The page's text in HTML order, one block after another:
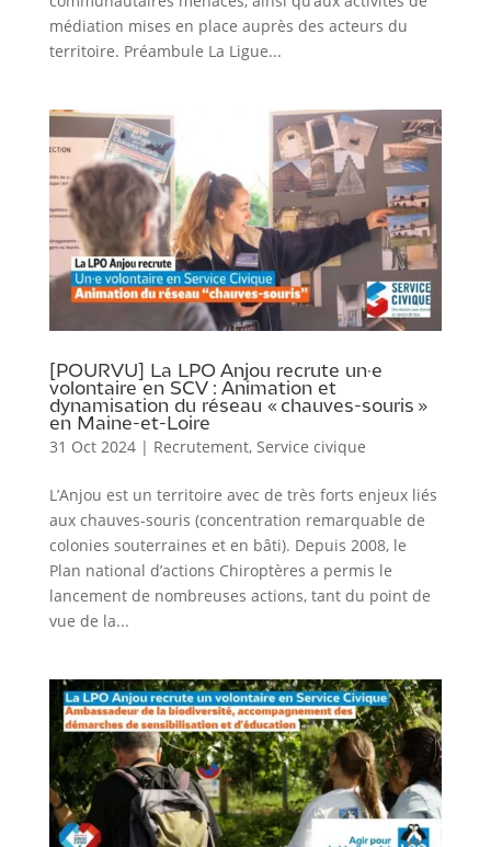
médiation mises en place auprès des acteurs du
territoire. Préambule La Ligue...
[POURVU] La LPO Anjou recrute un·e
volontaire en SCV : Animation et
dynamisation du réseau « chauves-souris »
en Maine-et-Loire
31 Oct 2024| Recrutement, Service civique
L’Anjou est un territoire avec de très forts enjeux liés
aux chauves-souris (concentration remarquable de
colonies souterraines et en bâti). Depuis 2008, le
Plan national d’actions Chiroptères a permis le
lancement de nombreuses actions, tant du point de
vue de la...